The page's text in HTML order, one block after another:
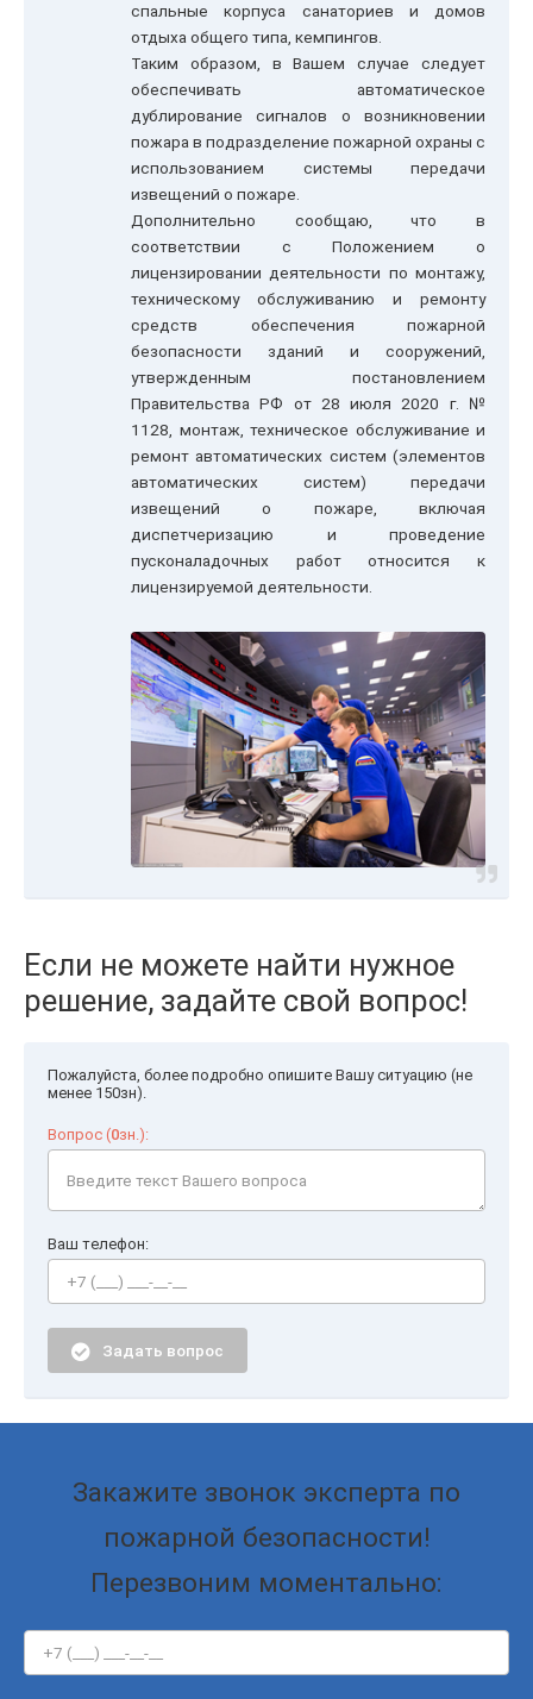
спальные корпуса санаториев и домов
отдыха общего типа, кемпингов.
Таким образом, в Вашем случае следует
обеспечивать автоматическое
дублирование сигналов о возникновении
пожара в подразделение пожарной охраны с
использованием системы передачи
извещений о пожаре.
Дополнительно сообщаю, что в
соответствии с Положением о
лицензировании деятельности по монтажу,
техническому обслуживанию и ремонту
средств обеспечения пожарной
безопасности зданий и сооружений,
утвержденным постановлением
Правительства РФ от 28 июля 2020 г. №
1128, монтаж, техническое обслуживание и
ремонт автоматических систем (элементов
автоматических систем) передачи
извещений о пожаре, включая
диспетчеризацию и проведение
пусконаладочных работ относится к
лицензируемой деятельности.
Если не можете найти нужное
решение, задайте свой вопрос!
Пожалуйста, более подробно опишите Вашу ситуацию (не
менее 150зн).
Вопрос (0зн.):
Ваш телефон:
Задать вопрос
Закажите звонок эксперта по
пожарной безопасности!
Перезвоним моментально: